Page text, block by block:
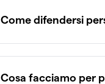
Come difendersi
Cosa facciamo per